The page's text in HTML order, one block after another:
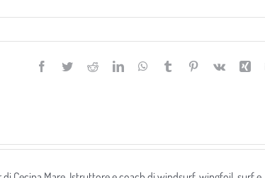
Facebook
TwitterRedditLinkedInWhatsApp
Tumblr Pinterest
Vk